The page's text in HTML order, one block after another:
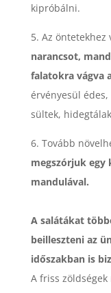
kipróbálni.
5. Az
narancsot,
falatokra vágva
érvényesül
sültek,
6. Tovább
megszórjuk
mandulával.
A salátákat
beilleszteni az
időszakban is
A friss